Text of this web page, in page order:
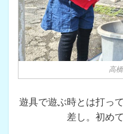
高
遊具で遊ぶ時とは打っ
差し。初め